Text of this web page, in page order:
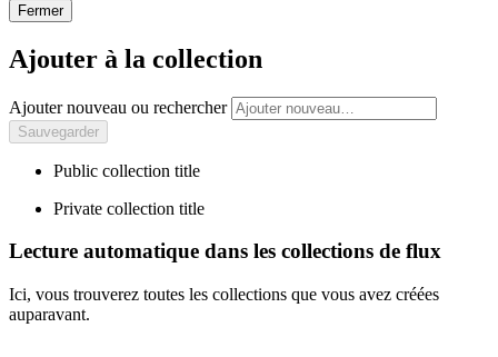
Fermer
Ajouter à la collection
Ajouter nouveau ou rechercher
Public collection title
Private collection title
Lecture automatique dans les collections de flux
Ici, vous trouverez toutes les collections que vous avez créées
auparavant.